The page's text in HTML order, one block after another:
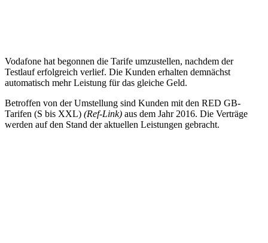
Vodafone hat begonnen die Tarife umzustellen, nachdem der
Testlauf erfolgreich verlief. Die Kunden erhalten demnächst
automatisch mehr Leistung für das gleiche Geld.
Betroffen von der Umstellung sind Kunden mit den RED GB-
Tarifen (S bis XXL) (Ref-Link) aus dem Jahr 2016. Die Verträge
werden auf den Stand der aktuellen Leistungen gebracht.